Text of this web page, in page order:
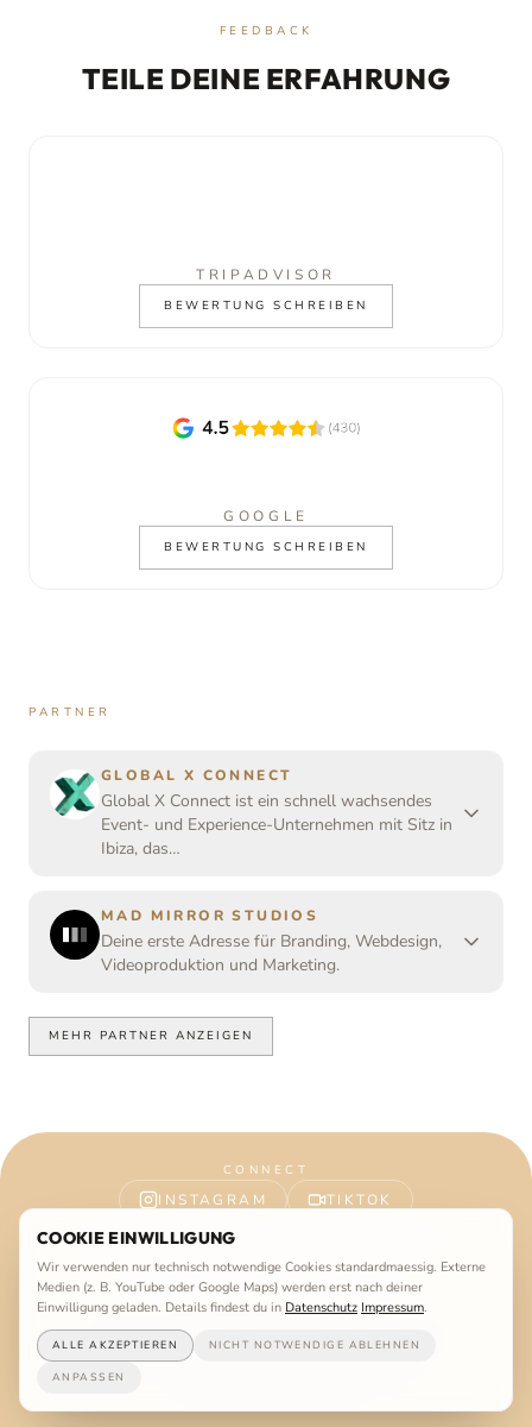
FEEDBACK
TEILE DEINE ERFAHRUNG
TRIPADVISOR
BEWERTUNG SCHREIBEN
GOOGLE
BEWERTUNG SCHREIBEN
PARTNER
GLOBAL X CONNECT
Global X Connect ist ein schnell wachsendes
Event- und Experience-Unternehmen mit Sitz in
Ibiza, das…
MAD MIRROR STUDIOS
Deine erste Adresse für Branding, Webdesign,
Videoproduktion und Marketing.
MEHR PARTNER ANZEIGEN
CONNECT
INSTAGRAM TIKTOK
TRIPADVISOR
FACEBOOK YOUTUBE
©2026Vanilla Beach Ibiza. All rights reserved.
WEBSITE VON
COOKIE EINWILLIGUNG
Wir verwenden nur technisch notwendige Cookies standardmaessig. Externe
Medien (z. B. YouTube oder Google Maps) werden erst nach deiner
Einwilligung geladen. Details findest du in Datenschutz Impressum.
ALLE AKZEPTIEREN NICHT NOTWENDIGE ABLEHNEN
ANPASSEN